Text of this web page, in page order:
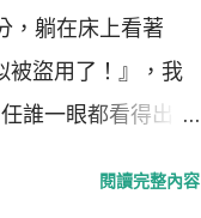
，躺在床上看著
被盜用了！』，我
誰一眼都看得出，
閱讀完整內容